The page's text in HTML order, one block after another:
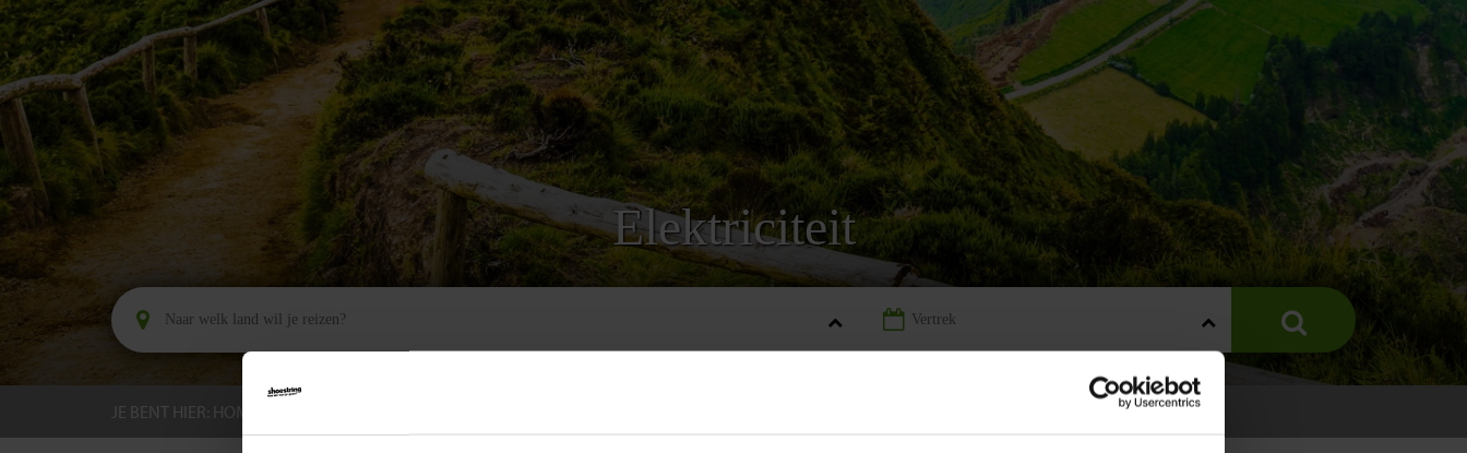
Elektriciteit
JE BENT HIER: HOME